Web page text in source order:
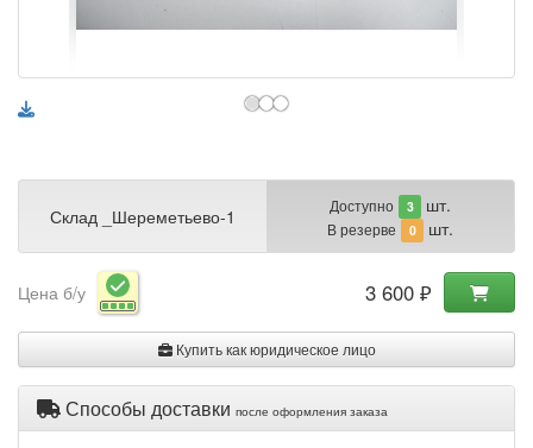
Склад _Шереметьево-1 Доступно 3 шт.
В резерве 0 шт.
Цена б/у 3 600 ₽
Купить как юридическое лицо
Способы доставки после оформления заказа